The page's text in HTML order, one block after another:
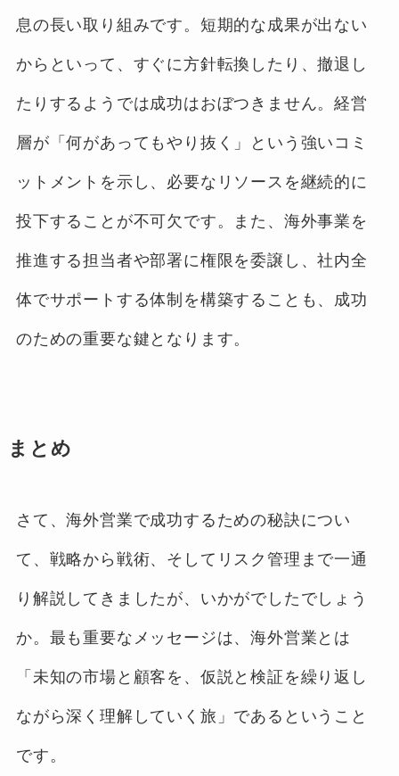
息の長い取り組みです。短期的な成果が出ない
からといって、すぐに方針転換したり、撤退し
たりするようでは成功はおぼつきません。経営
層が「何があってもやり抜く」という強いコミ
ットメントを示し、必要なリソースを継続的に
投下することが不可欠です。また、海外事業を
推進する担当者や部署に権限を委譲し、社内全
体でサポートする体制を構築することも、成功
のための重要な鍵となります。
まとめ
さて、海外営業で成功するための秘訣につい
て、戦略から戦術、そしてリスク管理まで一通
り解説してきましたが、いかがでしたでしょう
か。最も重要なメッセージは、海外営業とは
「未知の市場と顧客を、仮説と検証を繰り返し
ながら深く理解していく旅」であるということ
です。